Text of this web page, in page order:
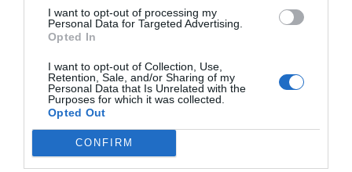
I want to opt-out of processing my
Personal Data for Targeted Advertising.
Opted In
I want to opt-out of Collection, Use,
Retention, Sale, and/or Sharing of my
Personal Data that Is Unrelated with the
Purposes for which it was collected.
Opted Out
CONFIRM
sistemi acquistati. Nell’area
riservata è possibile non solo
monitorare la posizione del
dispositivo ma anche gestirne le
impostazioni.